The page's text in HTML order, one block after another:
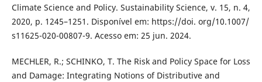
Climate Science and Policy. Sustainability Science, v. 15, n. 4,
2020, p. 1245–1251. Disponível em: https://doi. org/10.1007/
s11625-020-00807-9. Acesso em: 25 jun. 2024.
MECHLER, R.; SCHINKO, T. The Risk and Policy Space for Loss
and Damage: Integrating Notions of Distributive and